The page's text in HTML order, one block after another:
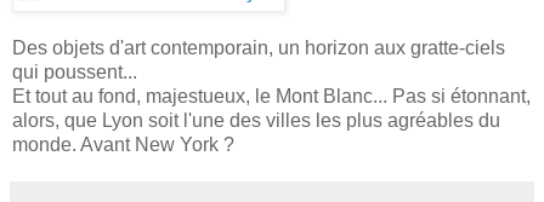
Des objets d'art contemporain, un horizon aux gratte-ciels
qui poussent...
Et tout au fond, majestueux, le Mont Blanc... Pas si étonnant,
alors, que Lyon soit l'une des villes les plus agréables du
monde. Avant New York ?